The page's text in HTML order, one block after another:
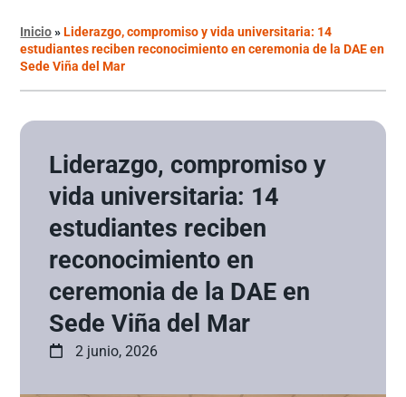
Inicio»Liderazgo, compromiso y vida universitaria: 14
estudiantes reciben reconocimiento en ceremonia de la DAE en
Sede Viña del Mar
Liderazgo, compromiso y
vida universitaria: 14
estudiantes reciben
reconocimiento en
ceremonia de la DAE en
Sede Viña del Mar
2 junio, 2026